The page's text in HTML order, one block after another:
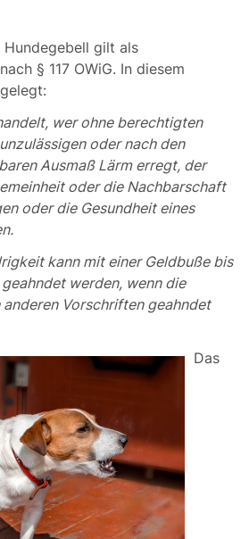
Hundegebell gilt als
§ 117 OWiG. In diesem
wer ohne berechtigten
oder nach den
Ausmaß Lärm erregt, der
oder die Nachbarschaft
oder die Gesundheit eines
kann mit einer Geldbuße bis
werden, wenn die
Vorschriften geahndet
Das